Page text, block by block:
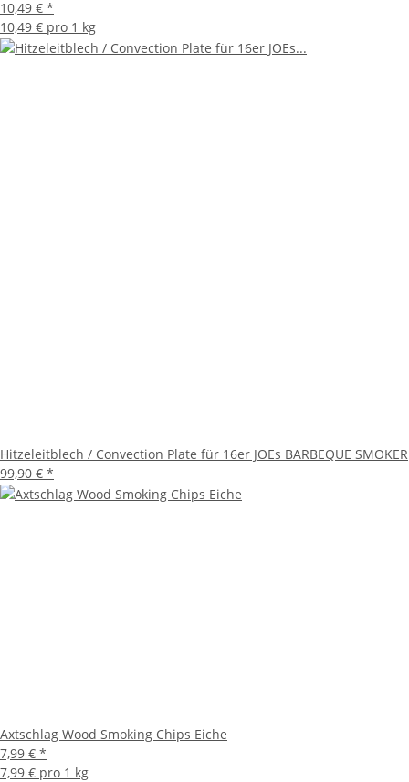
10,49 € *
10,49 € pro 1 kg
Hitzeleitblech / Convection Plate für 16er JOEs BARBEQUE SMOKER
99,90 € *
Axtschlag Wood Smoking Chips Eiche
7,99 € *
7,99 € pro 1 kg